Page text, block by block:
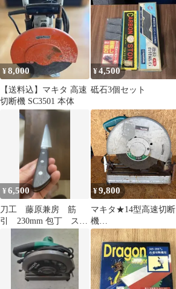
枚セット
¥8,000
【送料込】マキタ 高速
切断機 SC3501 本体
¥4,500
砥石3個セット
¥6,500
刀工 藤原兼房 筋
引 230mm 包丁 ステ
直し済 スライス
¥9,800
マキタ★14型高速切断
機
★2414NB★100V★355
mm★動作確認済
★makita★高速カッタ
ー★金属切断機★ライ
トカッター★切断機★